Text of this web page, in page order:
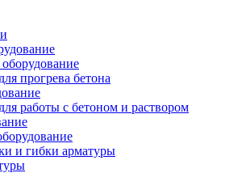
прогрева бетона
работы с бетоном и раствором
и гибки арматуры